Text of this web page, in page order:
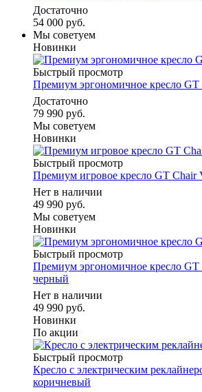
Достаточно
54 000 руб.
Мы советуем
Новинки
Быстрый просмотр
Премиум эргономичное кресло
Достаточно
79 990 руб.
Мы советуем
Новинки
Быстрый просмотр
Премиум игровое кресло GT
Нет в наличии
49 990 руб.
Мы советуем
Новинки
Быстрый просмотр
Премиум эргономичное кресло
черный
Нет в наличии
49 990 руб.
Новинки
По акции
Быстрый просмотр
Кресло с электрическим
коричневый